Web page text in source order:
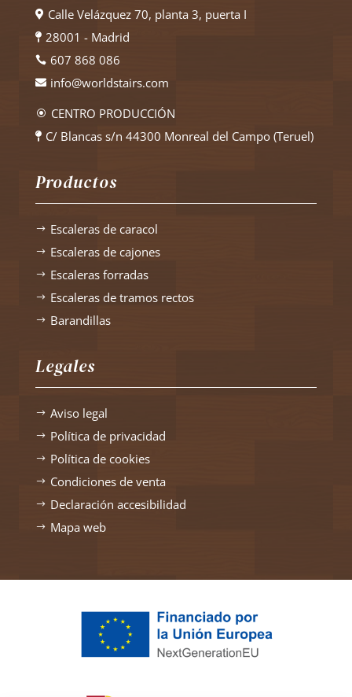
 Calle Velázquez 70, planta 3, puerta I
 28001 - Madrid
 607 868 086
 info@worldstairs.com
\ CENTRO PRODUCCIÓN
 C/ Blancas s/n 44300 Monreal del Campo (Teruel)
Productos
$ Escaleras de caracol
$ Escaleras de cajones
$ Escaleras forradas
$ Escaleras de tramos rectos
$ Barandillas
Legales
$ Aviso legal
$ Política de privacidad
$ Política de cookies
$ Condiciones de venta
$ Declaración accesibilidad
$ Mapa web